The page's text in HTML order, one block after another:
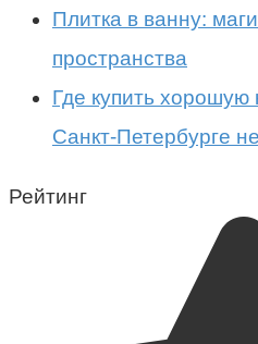
Плитка в ванну:
пространства
Где купить
Санкт-Петербурге
Рейтинг